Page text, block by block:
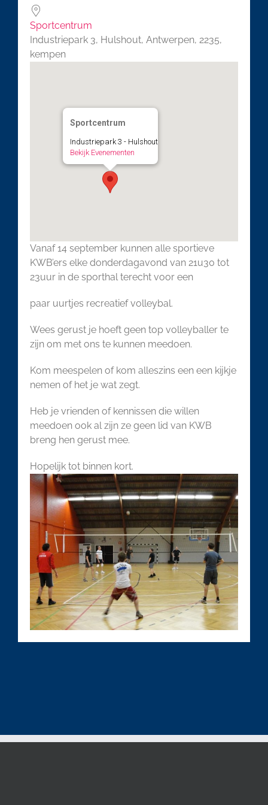
Sportcentrum
Industriepark 3, Hulshout, Antwerpen, 2235,
kempen
Sportcentrum
Industriepark 3 - Hulshout
Bekijk Evenementen
Vanaf 14 september kunnen alle sportieve
KWB’ers elke donderdagavond van 21u30 tot
23uur in de sporthal terecht voor een
paar uurtjes recreatief volleybal.
Wees gerust je hoeft geen top volleyballer te
zijn om met ons te kunnen meedoen.
Kom meespelen of kom alleszins een een kijkje
nemen of het je wat zegt.
Heb je vrienden of kennissen die willen
meedoen ook al zijn ze geen lid van KWB
breng hen gerust mee.
Hopelijk tot binnen kort.